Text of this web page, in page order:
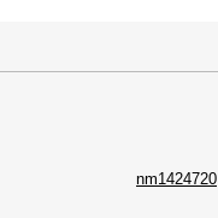
nm1424720